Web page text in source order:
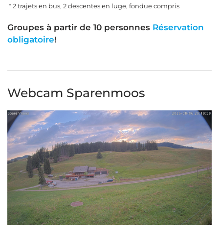
* 2 trajets en bus, 2 descentes en luge, fondue compris
Groupes à partir de 10 personnes Réservation
obligatoire!
Webcam Sparenmoos